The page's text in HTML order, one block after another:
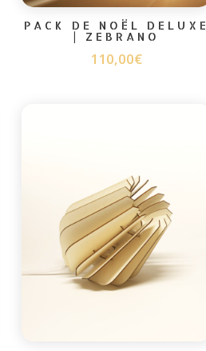
PACK DE NOËL DELUXE
| ZEBRANO
110,00€